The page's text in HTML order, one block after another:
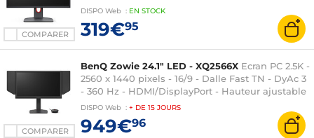
COMPARER
Hauteur ajustable - Noir
DISPO Web : EN STOCK
319€95
COMPARER
BenQ Zowie 24.1" LED - XQ2566X Ecran PC 2.5K -
2560 x 1440 pixels - 16/9 - Dalle Fast TN - DyAc 3
- 360 Hz - HDMI/DisplayPort - Hauteur ajustable
- S-Switch/Bouclier - Noir
DISPO Web : + DE 15 JOURS
949€96